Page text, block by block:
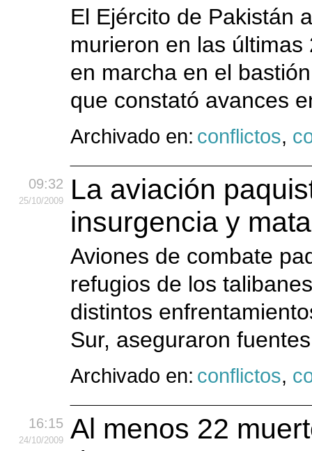
El Ejército de Pakistán
murieron en las
en marcha en el
que constató avances
Archivado en: conflictos,
09:32
25/10/2009
La aviación
insurgencia y
Aviones de combate
refugios de los
distintos
Sur, aseguraron
Archivado en: conflictos,
16:15
24/10/2009
Al menos 22